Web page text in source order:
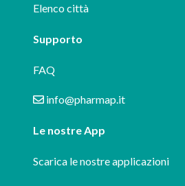
Elenco città
Supporto
FAQ
info@pharmap.it
Le nostre App
Scarica le nostre applicazioni